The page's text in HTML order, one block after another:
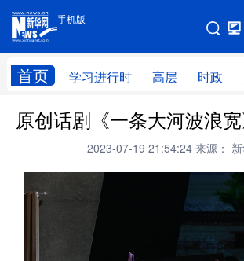
手机版
首页 学习进行时 高层 时政
手机版
网站地图
学习进行时 高层 时政
财经 网评
全球连线
书画 健康
原创话剧《一条大河波浪
2023-07-19 21:54:24 来源：